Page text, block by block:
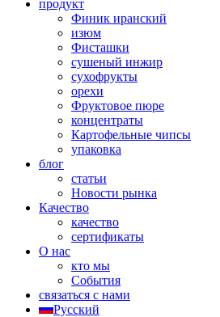
продукт
Финик иранский
изюм
Фисташки
сушеный инжир
сухофрукты
орехи
Фруктовое пюре
концентраты
Картофельные чипсы
упаковка
блог
статьи
Новости рынка
Качество
качество
сертификаты
О нас
кто мы
События
связаться с нами
Русский